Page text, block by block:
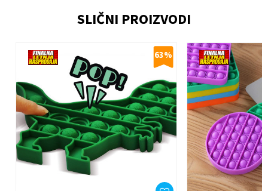
Poruka
Anti-spam zaštita - izračunajte koliko je 2 + 3 :
SLIČNI PROIZVODI
63%